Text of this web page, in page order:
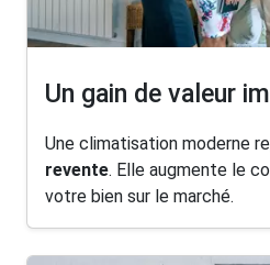
Un gain de valeur
Une climatisation moderne
revente. Elle augmente le
votre bien sur le marché.